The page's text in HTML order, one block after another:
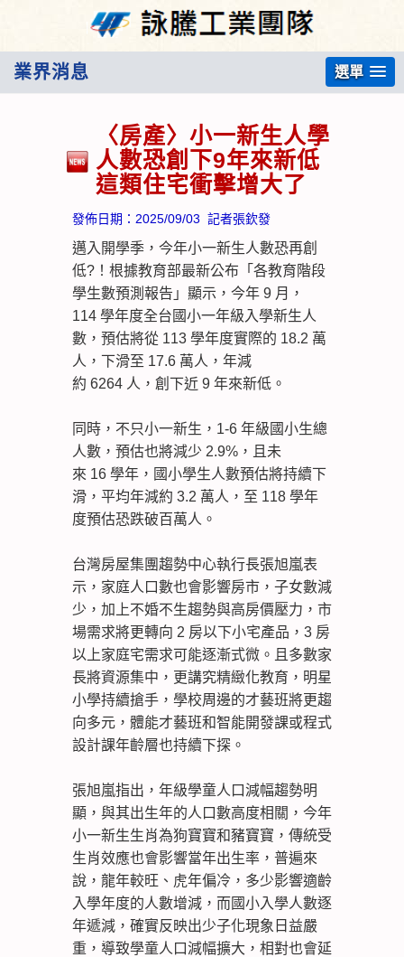
業界消息 選單
〈房產〉小一新生人學
人數恐創下9年來新低
這類住宅衝擊增大了
發佈日期： 2025/09/03 記者張欽發
邁入開學季，今年小一新生人數恐再創
低?！根據教育部最新公布「各教育階段
學生數預測報告」顯示，今年 9 月，
114 學年度全台國小一年級入學新生人
數，預估將從 113 學年度實際的 18.2 萬
人，下滑至 17.6 萬人，年減
約 6264 人，創下近 9 年來新低。
同時，不只小一新生，1-6 年級國小生總
人數，預估也將減少 2.9%，且未
來 16 學年，國小學生人數預估將持續下
滑，平均年減約 3.2 萬人，至 118 學年
度預估恐跌破百萬人。
台灣房屋集團趨勢中心執行長張旭嵐表
示，家庭人口數也會影響房市，子女數減
少，加上不婚不生趨勢與高房價壓力，市
場需求將更轉向 2 房以下小宅產品，3 房
以上家庭宅需求可能逐漸式微。且多數家
長將資源集中，更講究精緻化教育，明星
小學持續搶手，學校周邊的才藝班將更趨
向多元，體能才藝班和智能開發課或程式
設計課年齡層也持續下探。
張旭嵐指出，年級學童人口減幅趨勢明
顯，與其出生年的人口數高度相關，今年
小一新生生肖為狗寶寶和豬寶寶，傳統受
生肖效應也會影響當年出生率，普遍來
說，龍年較旺、虎年偏冷，多少影響適齡
入學年度的人數增減，而國小入學人數逐
年遞減，確實反映出少子化現象日益嚴
重，導致學童人口減幅擴大，相對也會延